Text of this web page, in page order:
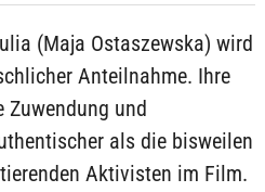
(Maja Ostaszewska) wird
Anteilnahme. Ihre
Zuwendung und
als die bisweilen
Aktivisten im Film.